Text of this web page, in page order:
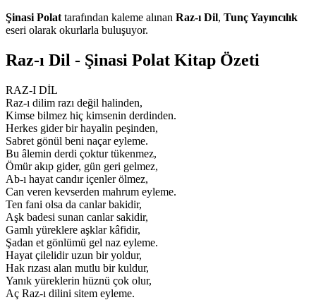
Şinasi Polat tarafından kaleme alınan Raz-ı Dil, Tunç Yayıncılık
eseri olarak okurlarla buluşuyor.
Raz-ı Dil - Şinasi Polat Kitap Özeti
RAZ-I DİL
Raz-ı dilim razı değil halinden,
Kimse bilmez hiç kimsenin derdinden.
Herkes gider bir hayalin peşinden,
Sabret gönül beni naçar eyleme.
Bu âlemin derdi çoktur tükenmez,
Ömür akıp gider, gün geri gelmez,
Ab-ı hayat candır içenler ölmez,
Can veren kevserden mahrum eyleme.
Ten fani olsa da canlar bakidir,
Aşk badesi sunan canlar sakidir,
Gamlı yüreklere aşklar kâfidir,
Şadan et gönlümü gel naz eyleme.
Hayat çilelidir uzun bir yoldur,
Hak rızası alan mutlu bir kuldur,
Yanık yüreklerin hüznü çok olur,
Aç Raz-ı dilini sitem eyleme.